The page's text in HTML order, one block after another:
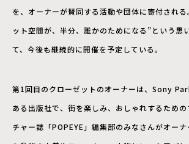
を、オーナーが賛同する活動や団体に寄付され
ット空間が、半分、誰かのためになる”という思
て、今後も継続的に開催を予定している。
第1回目のクローゼットのオーナーは、Sony
ある出版社で、街を楽しみ、おしゃれするため
チャー誌「POPEYE」編集部のみなさんがオー